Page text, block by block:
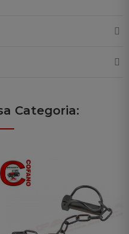
Categoria: